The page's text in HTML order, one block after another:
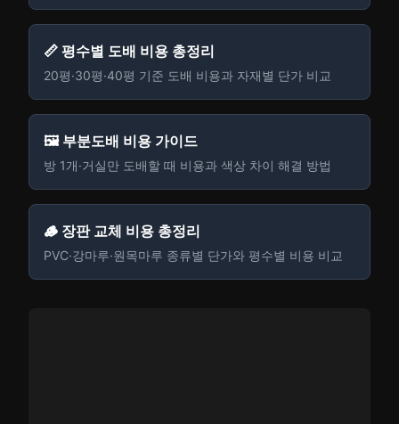
📏 평수별 도배 비용 총정리
20평·30평·40평 기준 도배 비용과 자재별 단가 비교
🖼️ 부분도배 비용 가이드
방 1개·거실만 도배할 때 비용과 색상 차이 해결 방법
🪵 장판 교체 비용 총정리
PVC·강마루·원목마루 종류별 단가와 평수별 비용 비교